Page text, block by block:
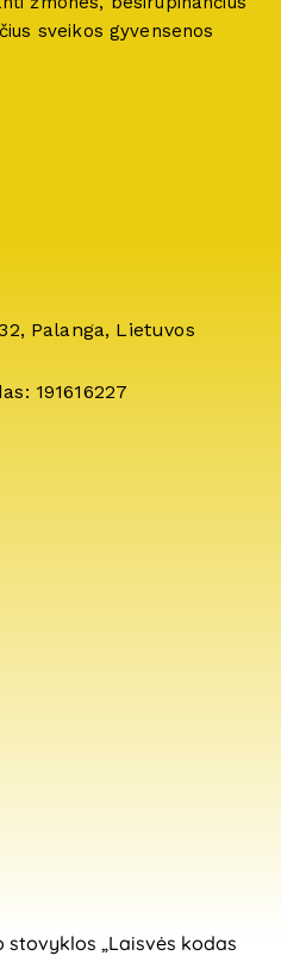
sveikos gyvensenos
Palanga, Lietuvos
191616227
stovyklos „Laisvės kodas